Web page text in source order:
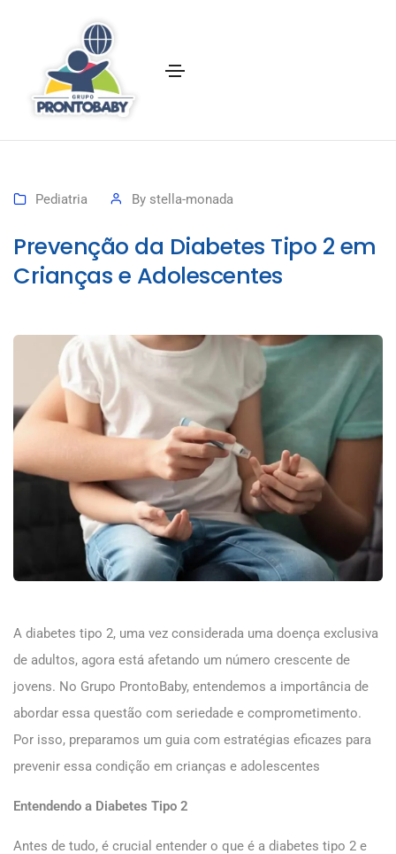
Pediatria By stella-monada
Prevenção da Diabetes Tipo 2 em
Crianças e Adolescentes
A diabetes tipo 2, uma vez considerada uma doença exclusiva
de adultos, agora está afetando um número crescente de
jovens. No Grupo ProntoBaby, entendemos a importância de
abordar essa questão com seriedade e comprometimento.
Por isso, preparamos um guia com estratégias eficazes para
prevenir essa condição em crianças e adolescentes
Entendendo a Diabetes Tipo 2
Antes de tudo, é crucial entender o que é a diabetes tipo 2 e